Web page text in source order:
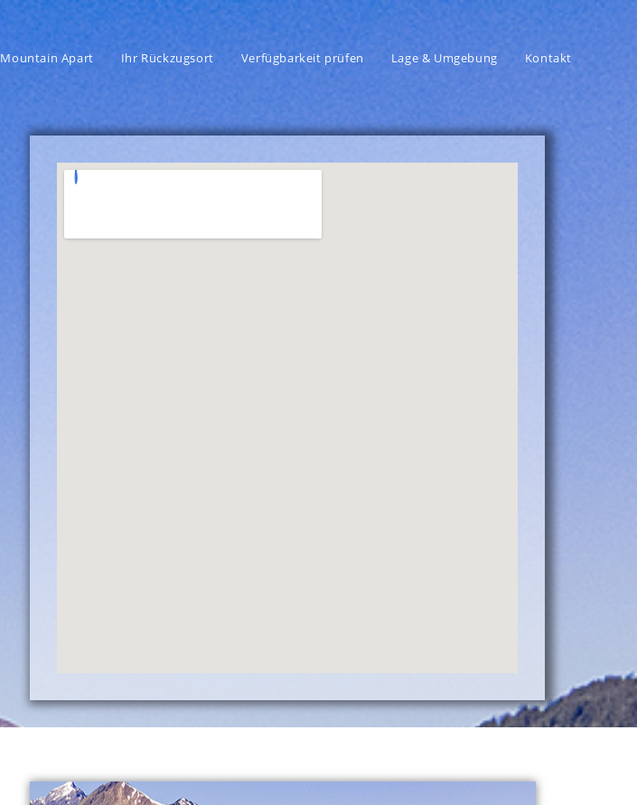
Mountain Apart Ihr Rückzugsort Verfügbarkeit prüfen Lage & Umgebung Kontakt